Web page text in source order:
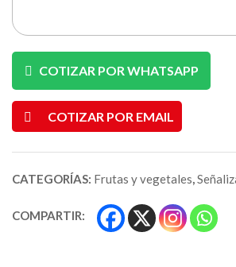
COTIZAR POR WHATSAPP
COTIZAR POR EMAIL
CATEGORÍAS: Frutas y vegetales,
COMPARTIR: